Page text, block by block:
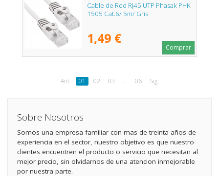
Cable de Red RJ45 UTP Phasak PHK
1505 Cat.6/ 5m/ Gris
1,49 €
Comprar
Ant. 01 02 03 ... 06 Sig.
Sobre Nosotros
Somos una empresa familiar con mas de treinta años de
experiencia en el sector, nuestro objetivo es que nuestro
clientes encuentren el producto o servicio que necesitan al
mejor precio, sin olvidarnos de una atencion inmejorable
por nuestra parte.